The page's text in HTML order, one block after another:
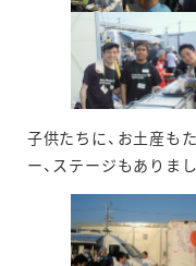
子供たちに、お土産も
ー、ステージもありまし